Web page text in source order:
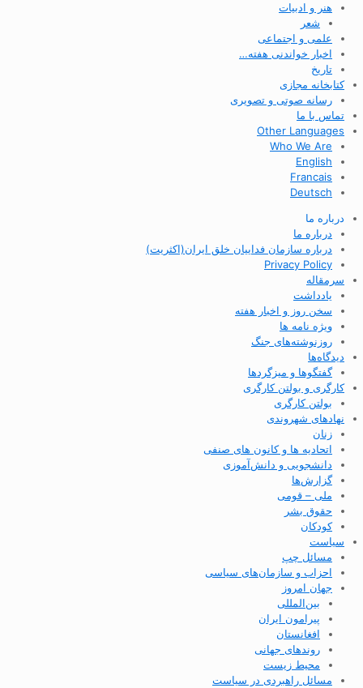
هنر و ادبیات
شعر
علمی و اجتماعی
اخبار خواندنی هفته…
تاریخ
کتابخانه مجازی
رسانه صوتی و تصویری
تماس با ما
Other Languages
Who We Are
English
Francais
Deutsch
درباره ما
درباره ما
درباره سازمان فداییان خلق ایران(اکثریت)
Privacy Policy
سرمقاله
یادداشت
سخن روز و اخبار هفته
ویژه نامه ها
روزنوشته‌های جنگ
دیدگاه‌ها
گفتگوها و میزگردها
کارگری و بولتن کارگری
بولتن کارگری
نهادهای شهروندی
زنان
اتحادیه ها و کانون های صنفی
دانشجویی و دانش‌آموزی
گزارش‌ها
ملی – قومی
حقوق بشر
کودکان
سیاست
مسائل چپ
احزاب و سازمان‌های سیاسی
جهان امروز
بین‌المللی
پیرامون ایران
افغانستان
روندهای جهانی
محیط زیست
مسائل راهبردی در سیاست